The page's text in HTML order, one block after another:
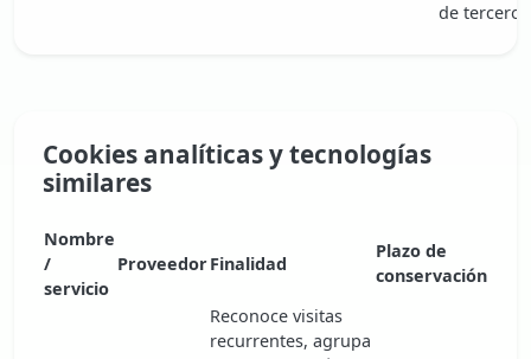
de
Cookies analíticas y tecnologías
similares
Nombre
/
servicio
ProveedorFinalidad
Plazo de
conservación
Reconoce visitas
recurrentes, agrupa